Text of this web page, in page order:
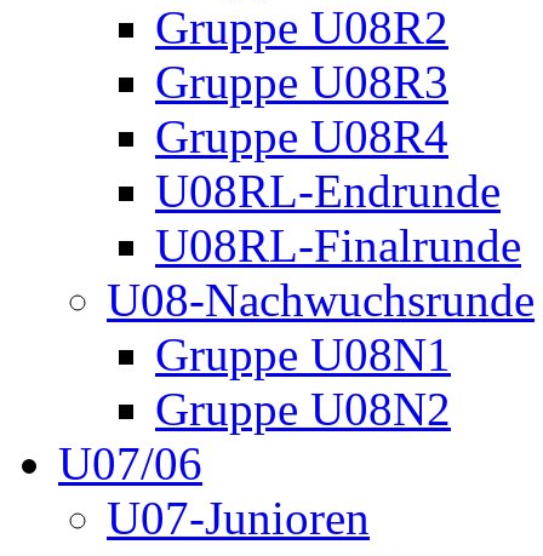
Gruppe U08R2
Gruppe U08R3
Gruppe U08R4
U08RL-Endrunde
U08RL-Finalrunde
U08-Nachwuchsrunde
Gruppe U08N1
Gruppe U08N2
U07/06
U07-Junioren